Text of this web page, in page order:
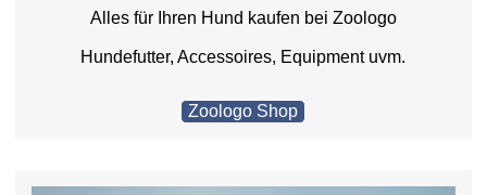
Alles für Ihren Hund kaufen bei Zoologo
Hundefutter, Accessoires, Equipment uvm.
Zoologo Shop